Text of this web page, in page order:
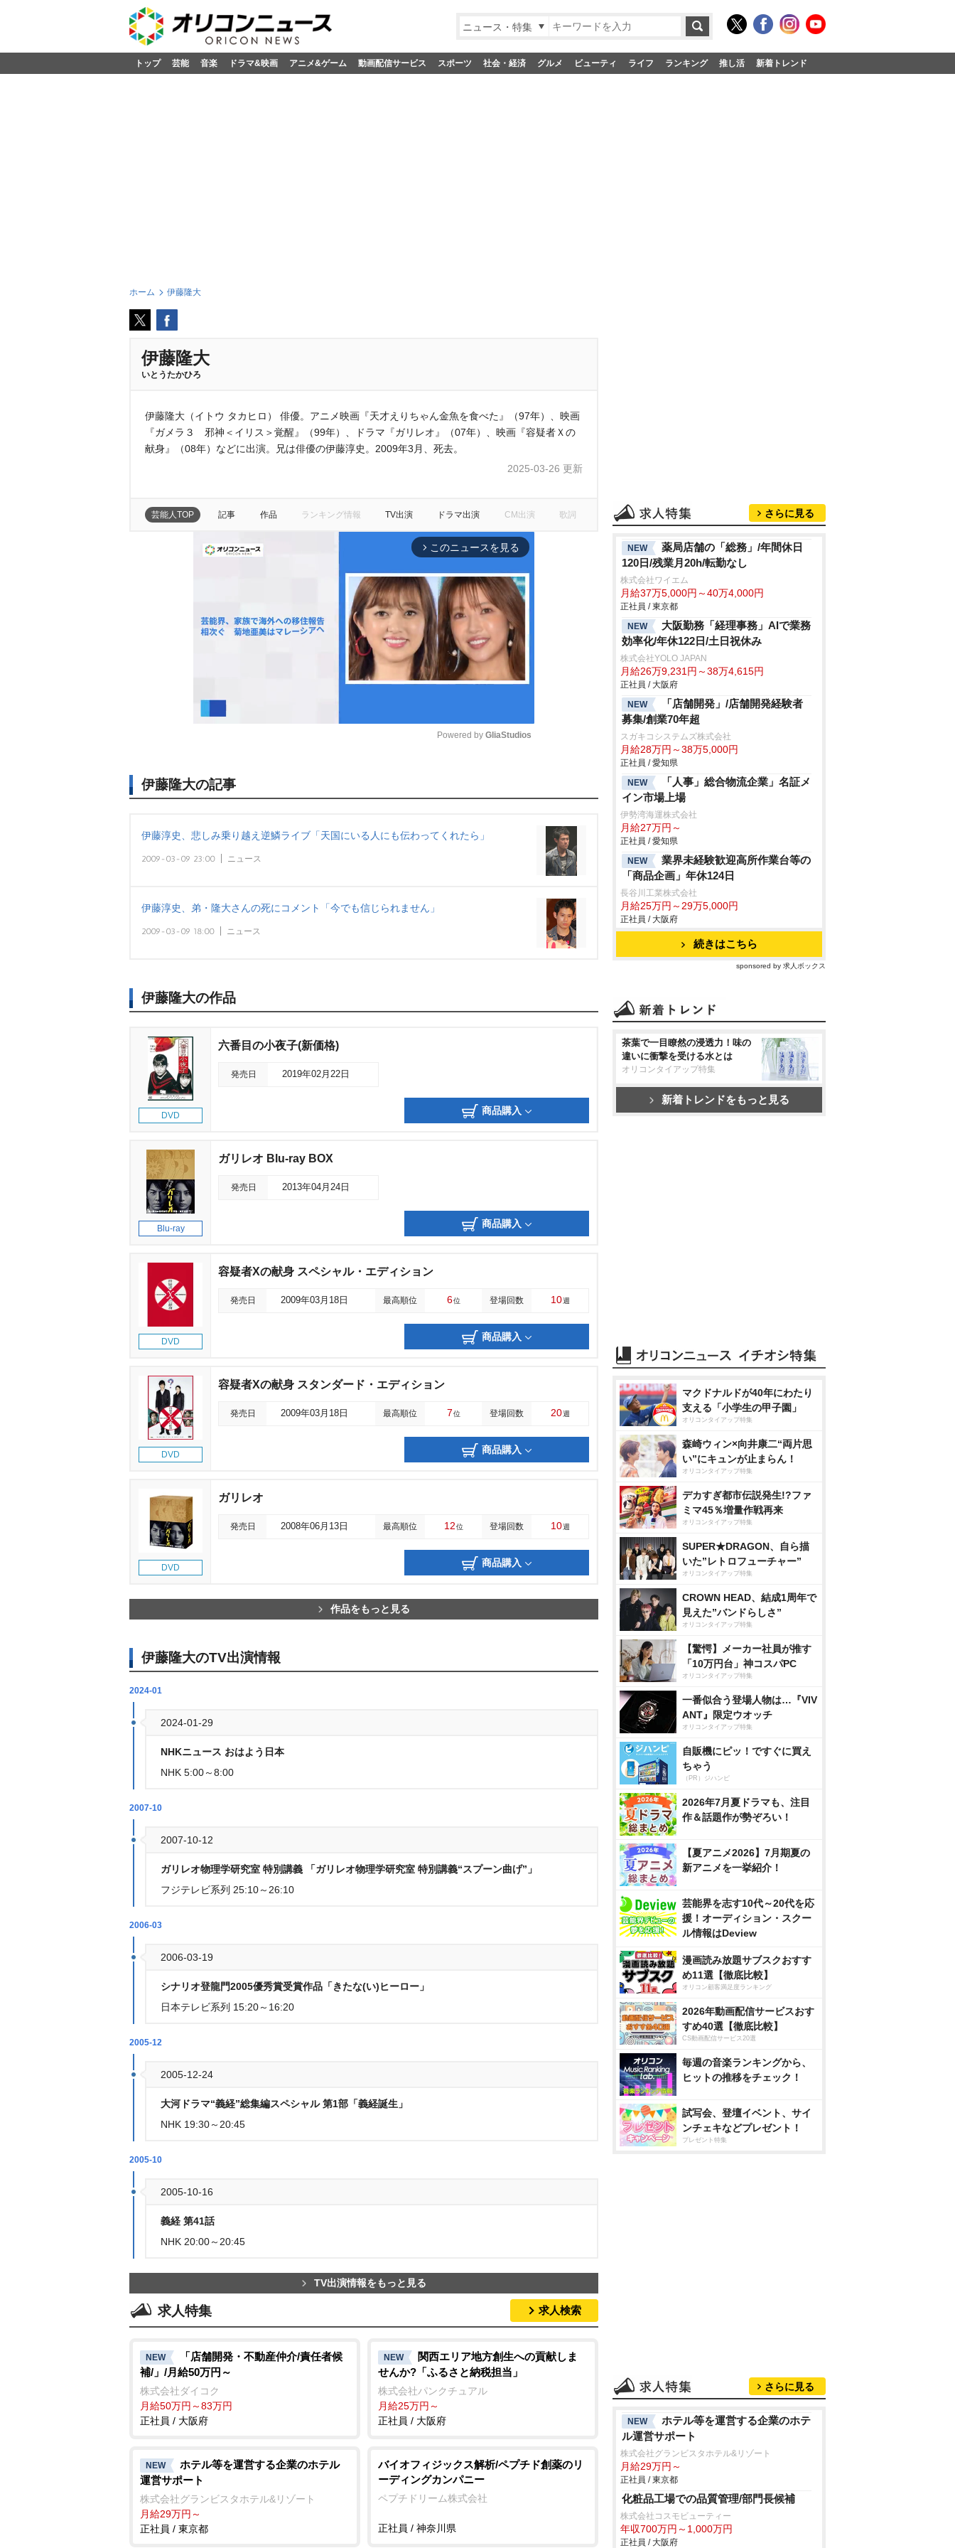
ニュース・特集
トップ 芸能 音楽 ドラマ&映画 アニメ&ゲーム 動画配信サービス スポーツ 社会・経済 グルメ ビューティ ライフ ランキング 推し活 新着トレンド
ホーム 伊藤隆大
伊藤隆大
いとうたかひろ
伊藤隆大（イトウ タカヒロ） 俳優。アニメ映画『天才えりちゃん金魚を食べた』（97年）、映画
『ガメラ３ 邪神＜イリス＞覚醒』（99年）、ドラマ『ガリレオ』（07年）、映画『容疑者Ｘの
献身』（08年）などに出演。兄は俳優の伊藤淳史。2009年3月、死去。
2025-03-26 更新
芸能人TOP 記事 作品 ランキング情報 TV出演 ドラマ出演 CM出演 歌詞
arrow_forward_ios このニュースを見る
u
e
Powered by GliaStudios
伊藤隆大の記事
伊藤淳史、悲しみ乗り越え逆鱗ライブ「天国にいる人にも伝わってくれたら」
2009-03-09 23:00 ニュース
伊藤淳史、弟・隆大さんの死にコメント「今でも信じられません」
2009-03-09 18:00 ニュース
伊藤隆大の作品
DVD
六番目の小夜子(新価格)
発売日 2019年02月22日
商品購入
Blu-ray
ガリレオ Blu-ray BOX
発売日 2013年04月24日
商品購入
DVD
容疑者Xの献身 スペシャル・エディション
発売日 2009年03月18日 最高順位 6位 登場回数 10週
商品購入
DVD
容疑者Xの献身 スタンダード・エディション
発売日 2009年03月18日 最高順位 7位 登場回数 20週
商品購入
DVD
ガリレオ
発売日 2008年06月13日 最高順位 12位 登場回数 10週
商品購入
作品をもっと見る
伊藤隆大のTV出演情報
2024-01
2024-01-29
NHKニュース おはよう日本
NHK 5:00～8:00
2007-10
2007-10-12
ガリレオ物理学研究室 特別講義 「ガリレオ物理学研究室 特別講義“スプーン曲げ”」
フジテレビ系列 25:10～26:10
2006-03
2006-03-19
シナリオ登龍門2005優秀賞受賞作品「きたな(い)ヒーロー」
日本テレビ系列 15:20～16:20
2005-12
2005-12-24
大河ドラマ“義経”総集編スペシャル 第1部「義経誕生」
NHK 19:30～20:45
2005-10
2005-10-16
義経 第41話
NHK 20:00～20:45
TV出演情報をもっと見る
求人特集 求人検索
NEW
「店舗開発・不動産仲介/責任者候
補/」/月給50万円～
株式会社ダイコク
月給50万円～83万円
正社員 / 大阪府
NEW
関西エリア地方創生への貢献しま
せんか?「ふるさと納税担当」
株式会社パンクチュアル
月給25万円～
正社員 / 大阪府
NEW
ホテル等を運営する企業のホテル
運営サポート
株式会社グランビスタホテル&リゾート
月給29万円～
正社員 / 東京都
バイオフィジックス解析/ペプチド創薬のリ
ーディングカンパニー
ペプチドリーム株式会社
正社員 / 神奈川県
さらに見る
NEW
薬局店舗の「総務」/年間休日
120日/残業月20h/転勤なし
株式会社ワイエム
月給37万5,000円～40万4,000円
正社員 / 東京都
NEW
大阪勤務「経理事務」AIで業務
効率化/年休122日/土日祝休み
株式会社YOLO JAPAN
月給26万9,231円～38万4,615円
正社員 / 大阪府
NEW
「店舗開発」/店舗開発経験者
募集/創業70年超
スガキコシステムズ株式会社
月給28万円～38万5,000円
正社員 / 愛知県
NEW
「人事」総合物流企業」名証メ
イン市場上場
伊勢湾海運株式会社
月給27万円～
正社員 / 愛知県
NEW
業界未経験歓迎高所作業台等の
「商品企画」年休124日
長谷川工業株式会社
月給25万円～29万5,000円
正社員 / 大阪府
続きはこちら
sponsored by 求人ボックス
茶葉で一目瞭然の浸透力！味の
違いに衝撃を受ける水とは
オリコンタイアップ特集
新着トレンドをもっと見る
マクドナルドが40年にわたり
支える「小学生の甲子園」
オリコンタイアップ特集
森崎ウィン×向井康二“両片思
い”にキュンが止まらん！
オリコンタイアップ特集
デカすぎ都市伝説発生!?ファ
ミマ45％増量作戦再来
オリコンタイアップ特集
SUPER★DRAGON、自ら描
いた”レトロフューチャー”
オリコンタイアップ特集
CROWN HEAD、結成1周年で
見えた”バンドらしさ”
オリコンタイアップ特集
【驚愕】メーカー社員が推す
「10万円台」神コスパPC
オリコンタイアップ特集
一番似合う登場人物は…『VIV
ANT』限定ウオッチ
オリコンタイアップ特集
自販機にピッ！ですぐに買え
ちゃう
（PR）ジハンピ
2026年7月夏ドラマも、注目
作＆話題作が勢ぞろい！
【夏アニメ2026】7月期夏の
新アニメを一挙紹介！
芸能界を志す10代～20代を応
援！オーディション・スクー
ル情報はDeview
漫画読み放題サブスクおすす
め11選【徹底比較】
オリコン顧客満足度ランキング
2026年動画配信サービスおす
すめ40選【徹底比較】
CS動画配信サービス20選
毎週の音楽ランキングから、
ヒットの推移をチェック！
試写会、登壇イベント、サイ
ンチェキなどプレゼント！
プレゼント特集
さらに見る
NEW
ホテル等を運営する企業のホテ
ル運営サポート
株式会社グランビスタホテル&リゾート
月給29万円～
正社員 / 東京都
化粧品工場での品質管理/部門長候補
株式会社コスモビューティー
年収700万円～1,000万円
正社員 / 大阪府